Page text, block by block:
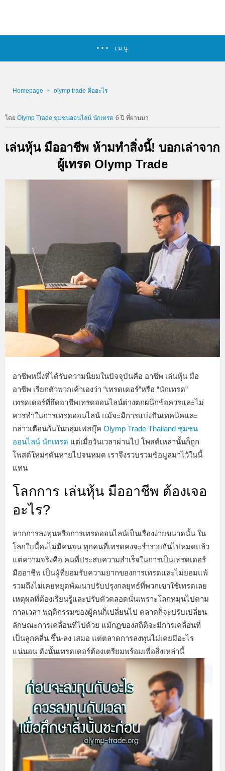
เมนู
Homepage olymp trade คืออะไร
Olymp Trade ชุมชนออนไลน์ นักเทรด 6 ปี ที่ผ่านมา
เล่นหุ้น มืออาชีพ ห้ามทำสิ่งนี้! บอกเล่าจาก
ผู้เทรด Olymp Trade
อาชีพหนึ่งที่ได้รับความนิยมในปัจจุบันคือ อาชีพ เล่นหุ้น มือ
อาชีพ เรียกตัวพวกเค้าเองว่า “เทรดเดอร์”หรือ “นักเทรด”
เทรดเดอร์ที่ยึดอาชีพเทรดออนไลน์ต่างตกผนึกข้อควรและไม่
ควรทำในการเทรดออนไลน์ แม้จะมีการแบ่งปันเทคนิคและ
กล่าวเตือนกันในกลุ่มเฟสบุ๊ค Olymp Trade Thailand ชุมชน
ออนไลน์ นักเทรด แต่เมื่อวันเวลาผ่านไป โพสต์เหล่านั้นก็ถูก
โพสต์ใหม่ๆดันหายไปจนหมด เราจึงรวบรวมข้อมูลมาไว้ในนี้
แทน
โลกการ เล่นหุ้น มืออาชีพ ต้องเจอ
อะไร?
หากการลงทุนหรือการเทรดออนไลน์เป็นเรื่องง่ายขนาดนั้น ใน
โลกใบนี้คงไม่มีคนจน ทุกคนที่เทรดคงจะร่ำรวยกันไปหมดแล้ว
แต่ความจริงคือ คนที่ประสบความสำเร็จในการเป็นเทรดเดอร์
มืออาชีพ เป็นผู้ที่ยอมรับความยากของการเทรดและไม่ยอมแพ้
รวมถึงไม่เคยหยุดพัฒนาปรับปรุงกลยุทธ์ที่พวกเขาใช้เทรดเลย
เหตุผลที่ต้องเรียนรู้และปรับตัวตลอดนั่นเพราะโลกหมุนไปตาม
กาลเวลา พฤติกรรมของผู้คนก็เปลี่ยนไป ตลาดก็จะปรับเปลี่ยน
ลักษณะการเคลื่อนที่ไปด้วย แม้กฏของสถิติจะมีการเคลื่อนที่
เป็นลูกคลื่น ขึ้น-ลง เสมอ แต่ตลาดการลงทุนไม่เคยมีอะไร
แน่นอน ดังนั้นเทรดเดอร์ต้องเตรียมพร้อมเพื่อสิ่งเหล่านี้